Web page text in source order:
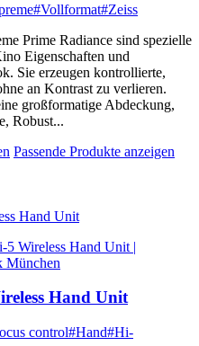
#Vollformat#Zeiss
Prime Radiance sind spezielle
Eigenschaften und
Sie erzeugen kontrollierte,
an Kontrast zu verlieren.
großformatige Abdeckung,
Robust...
Passende Produkte anzeigen
Hand Unit
Hand Unit
control#Hand#Hi-